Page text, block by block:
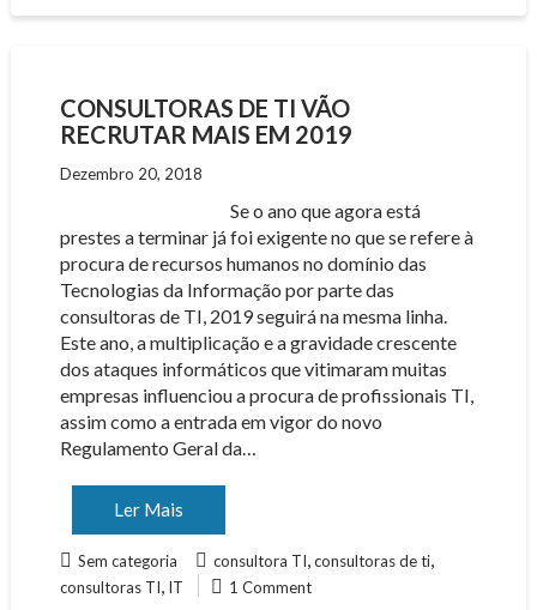
CONSULTORAS DE TI VÃO
RECRUTAR MAIS EM 2019
Dezembro 20, 2018
Se o ano que agora está
prestes a terminar já foi exigente no que se refere à
procura de recursos humanos no domínio das
Tecnologias da Informação por parte das
consultoras de TI, 2019 seguirá na mesma linha.
Este ano, a multiplicação e a gravidade crescente
dos ataques informáticos que vitimaram muitas
empresas influenciou a procura de profissionais TI,
assim como a entrada em vigor do novo
Regulamento Geral da…
Ler Mais
Sem categoria consultora TI consultoras de ti,
consultoras TI IT 1 Comment